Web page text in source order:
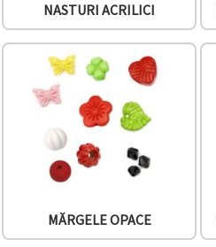
un tip de
cookie -uri
dat și
făcând clic
pe butonul
Аcceptati
toate!
NASTURI ACRILICI
MĂRGELE OPACE